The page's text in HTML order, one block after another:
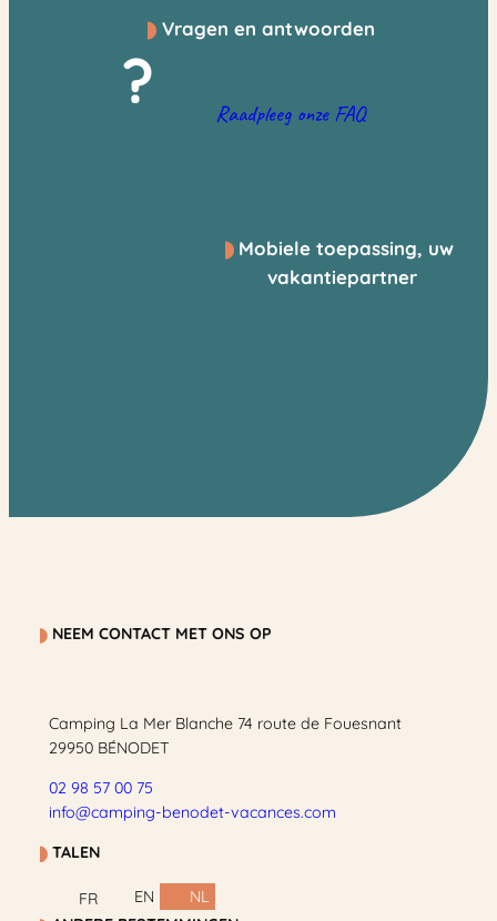
Mobiele toepassing, uw
vakantiepartner
?
Vragen en antwoorden
Raadpleeg onze FAQ
NEEM CONTACT MET ONS OP
Camping La Mer Blanche 74 route de Fouesnant
29950 BÉNODET
02 98 57 00 75
info@camping-benodet-vacances.com
TALEN
FR EN
NL